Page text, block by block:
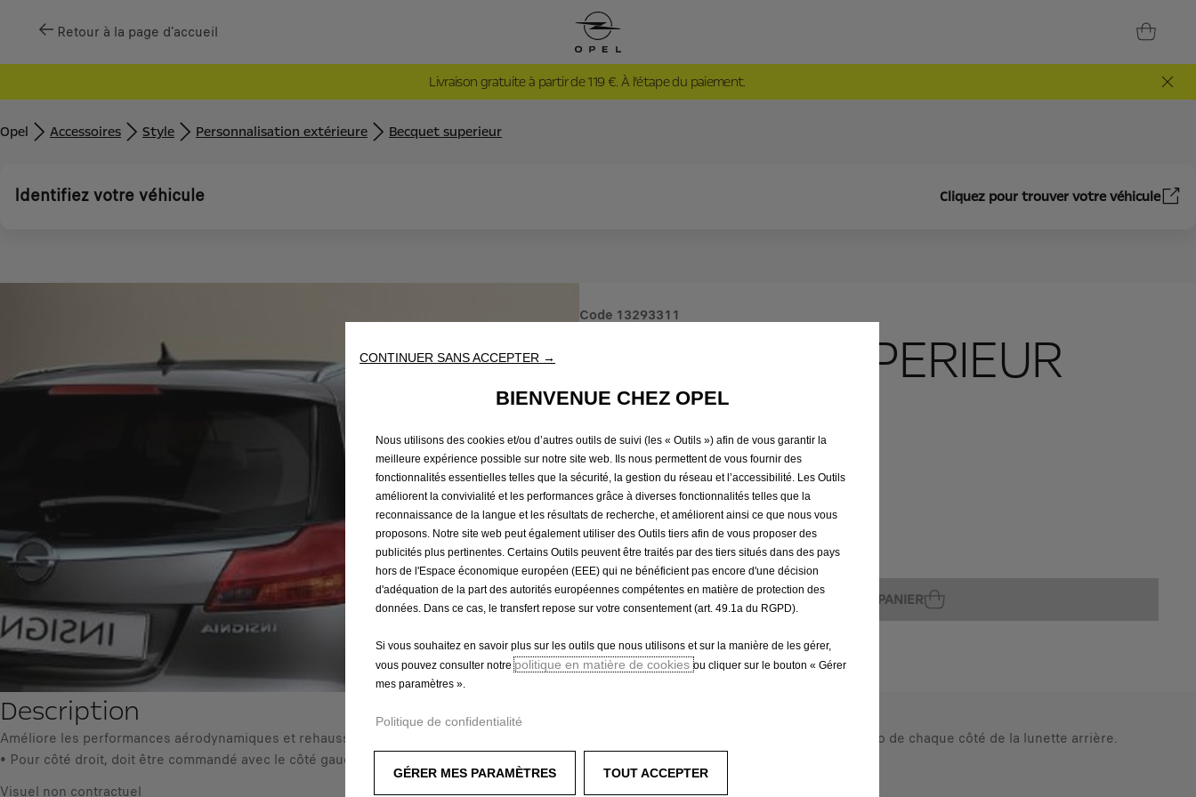
Retour à la page d'accueil
Livraison gratuite à partir de 119 €. À l’étape du paiement.
Opel Accessoires Style Personnalisation extérieure Becquet superieur
Identifiez votre véhicule Cliquez pour trouver votre véhicule
Code 13293311
BECQUET SUPERIEUR
114,41 €
P
r
i
c
e
i
s
1
1
,
4
-
+
Q
u
n
t
i
y
u
AJOUTER AU PANIER
Paiement en plusieurs fois
Description
Améliore les performances aérodynamiques et rehausse le style sportif de votre Opel Insignia Sports Tourer avec ces déflecteurs noir piano de chaque côté de la lunette arrière.
• Pour côté droit, doit être commandé avec le côté gauche (13293310)
Visuel non contractuel
CONTINUER SANS ACCEPTER →
BIENVENUE CHEZ OPEL
Nous utilisons des cookies et/ou d’autres outils de suivi (les « Outils ») afin de vous garantir la
meilleure expérience possible sur notre site web. Ils nous permettent de vous fournir des
fonctionnalités essentielles telles que la sécurité, la gestion du réseau et l’accessibilité. Les Outils
améliorent la convivialité et les performances grâce à diverses fonctionnalités telles que la
reconnaissance de la langue et les résultats de recherche, et améliorent ainsi ce que nous vous
proposons. Notre site web peut également utiliser des Outils tiers afin de vous proposer des
publicités plus pertinentes. Certains Outils peuvent être traités par des tiers situés dans des pays
hors de l'Espace économique européen (EEE) qui ne bénéficient pas encore d'une décision
d'adéquation de la part des autorités européennes compétentes en matière de protection des
données. Dans ce cas, le transfert repose sur votre consentement (art. 49.1a du RGPD).
Si vous souhaitez en savoir plus sur les outils que nous utilisons et sur la manière de les gérer,
vous pouvez consulter notrepolitique en matière de cookies ou cliquer sur le bouton « Gérer
mes paramètres ».
Politique de confidentialité
GÉRER MES PARAMÈTRES TOUT ACCEPTER